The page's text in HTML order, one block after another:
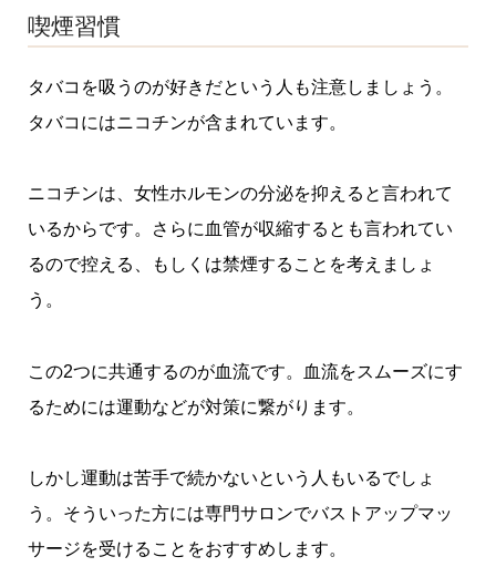
喫煙習慣
タバコを吸うのが好きだという人も注意しましょう。
タバコにはニコチンが含まれています。
ニコチンは、女性ホルモンの分泌を抑えると言われて
いるからです。さらに血管が収縮するとも言われてい
るので控える、もしくは禁煙することを考えましょ
う。
この2つに共通するのが血流です。血流をスムーズにす
るためには運動などが対策に繋がります。
しかし運動は苦手で続かないという人もいるでしょ
う。そういった方には専門サロンでバストアップマッ
サージを受けることをおすすめします。